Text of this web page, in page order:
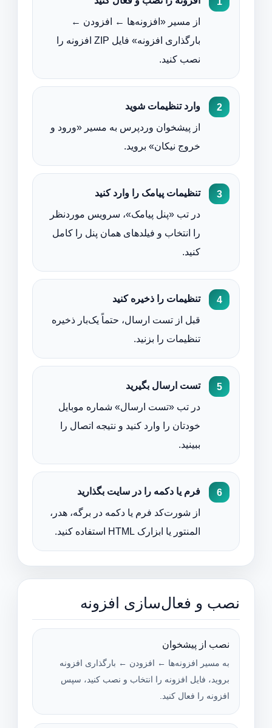
از مسیر «افزونه‌ها ← افزودن ←
بارگذاری افزونه» فایل ZIP افزونه را
نصب کنید.
وارد تنظیمات شوید
از پیشخوان وردپرس به مسیر «ورود و
خروج نیکان» بروید.
تنظیمات پیامک را وارد کنید
در تب «پنل پیامک»، سرویس موردنظر
را انتخاب و فیلدهای همان پنل را کامل
کنید.
تنظیمات را ذخیره کنید
قبل از تست ارسال، حتماً یک‌بار ذخیره
تنظیمات را بزنید.
تست ارسال بگیرید
در تب «تست ارسال» شماره موبایل
خودتان را وارد کنید و نتیجه اتصال را
ببینید.
فرم یا دکمه را در سایت بگذارید
از شورت‌کد فرم یا دکمه در برگه، هدر،
المنتور یا ابزارک HTML استفاده کنید.
نصب و فعال‌سازی افزونه
نصب از پیشخوان
به مسیر افزونه‌ها ← افزودن ← بارگذاری افزونه
بروید، فایل افزونه را انتخاب و نصب کنید، سپس
افزونه را فعال کنید.